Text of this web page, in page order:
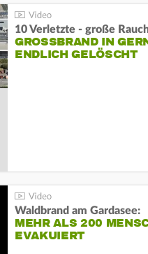
10 Verletzte - große
GROSSBRAND IN
NDLICH GELÖSCHT
Waldbrand am Gardasee:
MEHR ALS 200
EVAKUIERT